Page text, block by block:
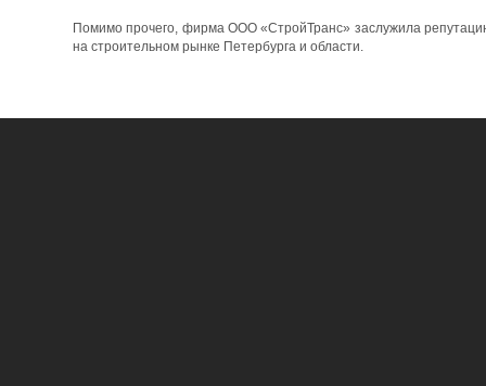
Помимо прочего, фирма ООО «СтройТранс» заслужила
на строительном рынке Петербурга и области.